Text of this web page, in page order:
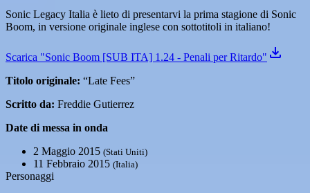
Sonic Legacy Italia è lieto di presentarvi la prima stagione di Sonic
Boom, in versione originale inglese con sottotitoli in italiano!
Scarica "Sonic Boom [SUB ITA] 1.24 - Penali per Ritardo"
Titolo originale: “Late Fees”
Scritto da: Freddie Gutierrez
Date di messa in onda
2 Maggio 2015 (Stati Uniti)
11 Febbraio 2015 (Italia)
Personaggi